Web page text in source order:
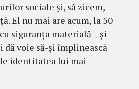
sociale și, să zicem,
El nu mai are acum, la 50
siguranța materială – și
dă voie să-şi împlinească
identitatea lui mai